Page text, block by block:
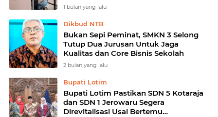
1 bulan yang lalu
Dikbud NTB
Bukan Sepi Peminat, SMKN 3 Selong
Tutup Dua Jurusan Untuk Jaga
Kualitas dan Core Bisnis Sekolah
2 bulan yang lalu
Bupati Lotim
Bupati Lotim Pastikan SDN 5 Kotaraja
dan SDN 1 Jerowaru Segera
Direvitalisasi Usai Bertemu